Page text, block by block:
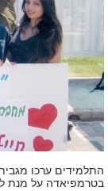
התלמידים ערכו
בטרמפיאדה על מנת